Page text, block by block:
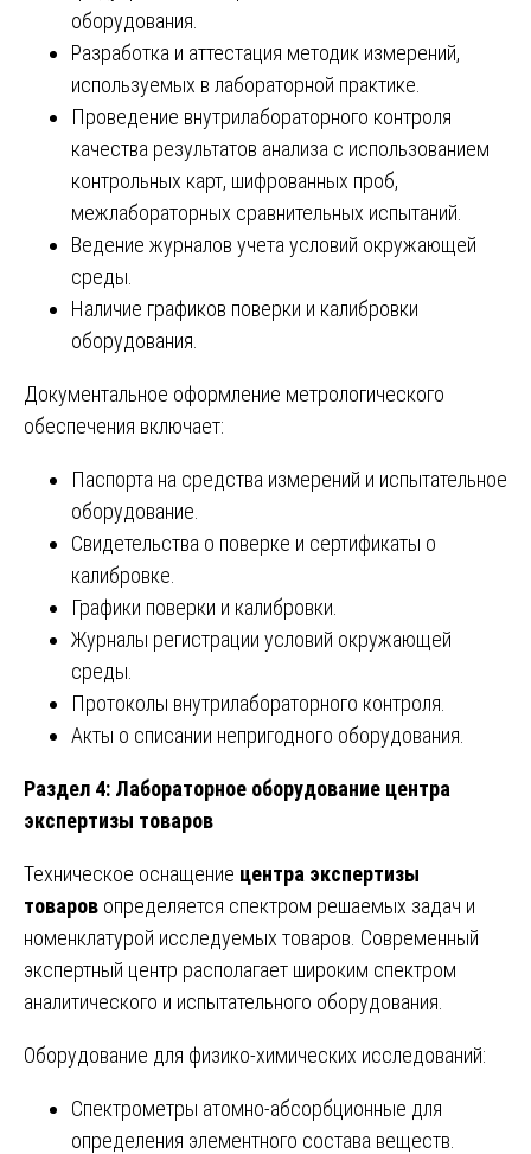
оборудования.
Разработка и аттестация методик измерений,
используемых в лабораторной практике.
Проведение внутрилабораторного контроля
качества результатов анализа с использованием
контрольных карт, шифрованных проб,
межлабораторных сравнительных испытаний.
Ведение журналов учета условий окружающей
среды.
Наличие графиков поверки и калибровки
оборудования.
Документальное оформление метрологического
обеспечения включает:
Паспорта на средства измерений и испытательное
оборудование.
Свидетельства о поверке и сертификаты о
калибровке.
Графики поверки и калибровки.
Журналы регистрации условий окружающей
среды.
Протоколы внутрилабораторного контроля.
Акты о списании непригодного оборудования.
Раздел 4: Лабораторное оборудование центра
экспертизы товаров
Техническое оснащение центра экспертизы
товаров определяется спектром решаемых задач и
номенклатурой исследуемых товаров. Современный
экспертный центр располагает широким спектром
аналитического и испытательного оборудования.
Оборудование для физико-химических исследований:
Спектрометры атомно-абсорбционные для
определения элементного состава веществ.